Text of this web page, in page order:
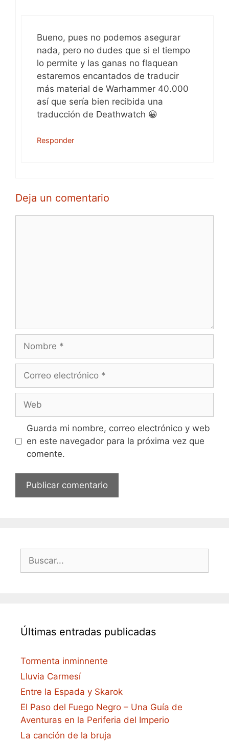
Bueno, pues no podemos asegurar
nada, pero no dudes que si el tiempo
lo permite y las ganas no flaquean
estaremos encantados de traducir
más material de Warhammer 40.000
así que sería bien recibida una
traducción de Deathwatch 😀
Responder
Deja un comentario
electrónico
Guarda mi nombre, correo electrónico y web
en este navegador para la próxima vez que
comente.
Buscar:
Últimas entradas publicadas
Tormenta inminnente
Lluvia Carmesí
Entre la Espada y Skarok
El Paso del Fuego Negro – Una Guía de
Aventuras en la Periferia del Imperio
La canción de la bruja